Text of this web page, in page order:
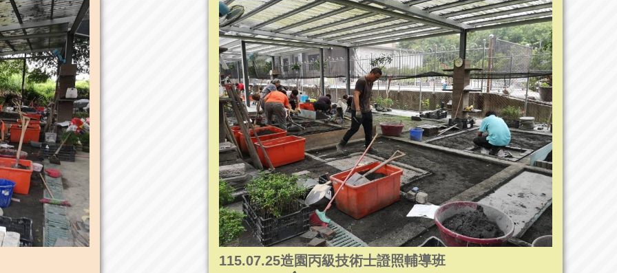
115.07.25造園丙級技術士證照輔導班